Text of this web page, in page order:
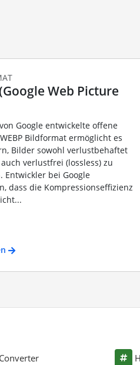
Web Picture
Google entwickelte offene
Bildformat ermöglicht es
Bilder sowohl verlustbehaftet
auch verlustfrei (lossless) zu
Entwickler bei Google
dass die Kompressionseffizienz